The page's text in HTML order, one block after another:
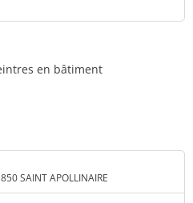
en bâtiment
SAINT APOLLINAIRE